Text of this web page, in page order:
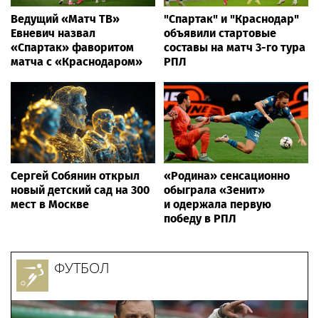
Ведущий «Матч ТВ»
Евневич назвал
«Спартак» фаворитом
матча с «Краснодаром»
"Спартак" и "Краснодар"
объявили стартовые
составы на матч 3-го тура
РПЛ
Сергей Собянин открыл
новый детский сад на 300
мест в Москве
«Родина» сенсационно
обыграла «Зенит»
и одержала первую
победу в РПЛ
ФУТБОЛ